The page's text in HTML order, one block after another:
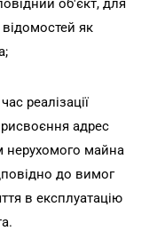
об'єкт, для
як
реалізації
адрес
нерухомого майна
до вимог
в експлуатацію